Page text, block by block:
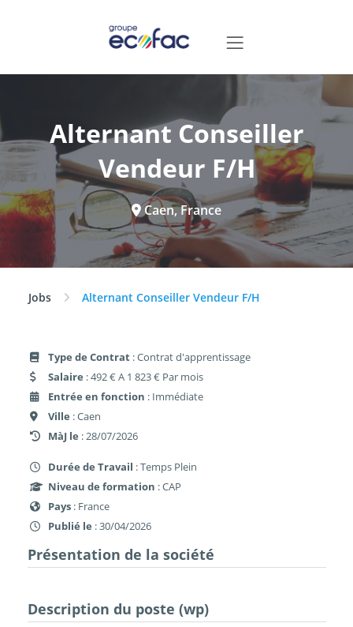
Alternant Conseiller
Vendeur F/H
Caen, France
Jobs Alternant Conseiller Vendeur F/H
Type de Contrat : Contrat d'apprentissage
Salaire : 492 € A 1 823 € Par mois
Entrée en fonction : Immédiate
Ville : Caen
MàJ le : 28/07/2026
Durée de Travail : Temps Plein
Niveau de formation : CAP
Pays : France
Publié le : 30/04/2026
Présentation de la société
Description du poste (wp)